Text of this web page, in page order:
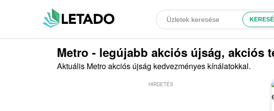
Metro - legújabb akciós újság, akciós
Aktuális Metro akciós újság kedvezményes kínálatokkal.
HIRDETÉS